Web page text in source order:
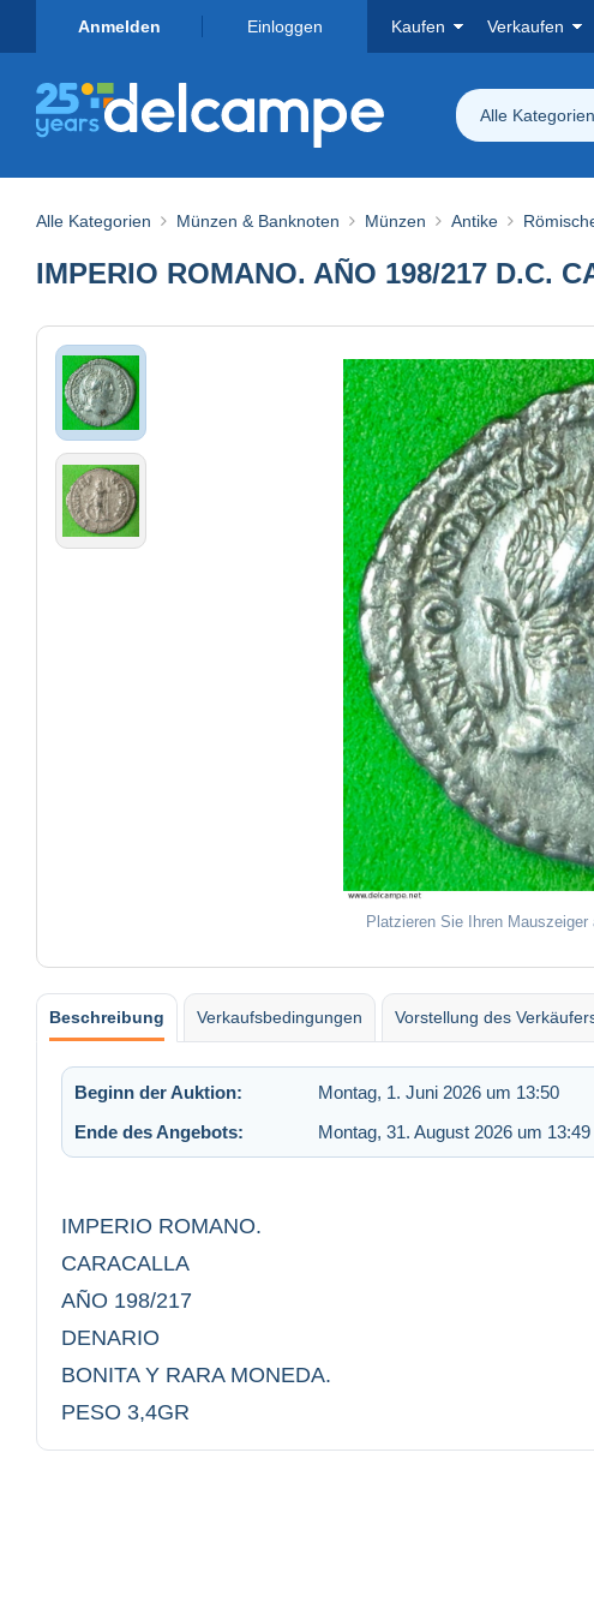
Anmelden Einloggen Kaufen Verkaufen
Alle Kategorien
Alle Kategorien Münzen & Banknoten Münzen Antike
IMPERIO ROMANO. AÑO 198/217 D.C.
Platzieren Sie Ihren
Beschreibung Verkaufsbedingungen Vorstellung des
Beginn der Auktion: Montag, 1. Juni 2026 um 13:50
Ende des Angebots:
Montag, 31. August 2026 um 13:49
IMPERIO ROMANO.
CARACALLA
AÑO 198/217
DENARIO
BONITA Y RARA MONEDA.
PESO 3,4GR